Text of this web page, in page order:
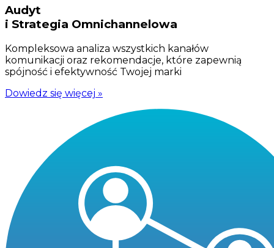
Audyt
i Strategia Omnichannelowa
Kompleksowa analiza wszystkich kanałów
komunikacji oraz rekomendacje, które zapewnią
spójność i efektywność Twojej marki
Dowiedz się więcej »